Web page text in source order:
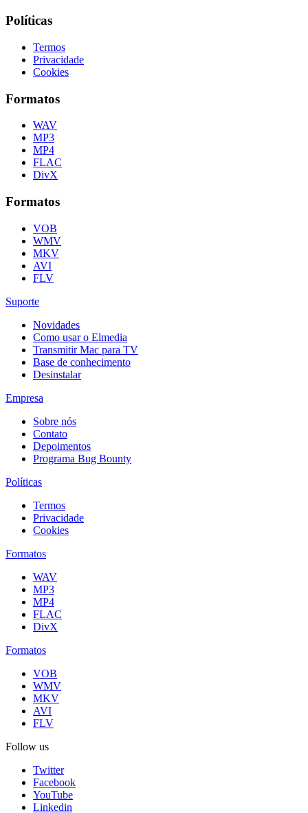
Políticas
Termos
Privacidade
Cookies
Formatos
WAV
MP3
MP4
FLAC
DivX
Formatos
VOB
WMV
MKV
AVI
FLV
Suporte
Novidades
Como usar o Elmedia
Transmitir Mac para TV
Base de conhecimento
Desinstalar
Empresa
Sobre nós
Contato
Depoimentos
Programa Bug Bounty
Políticas
Termos
Privacidade
Cookies
Formatos
WAV
MP3
MP4
FLAC
DivX
Formatos
VOB
WMV
MKV
AVI
FLV
Follow us
Twitter
Facebook
YouTube
Linkedin